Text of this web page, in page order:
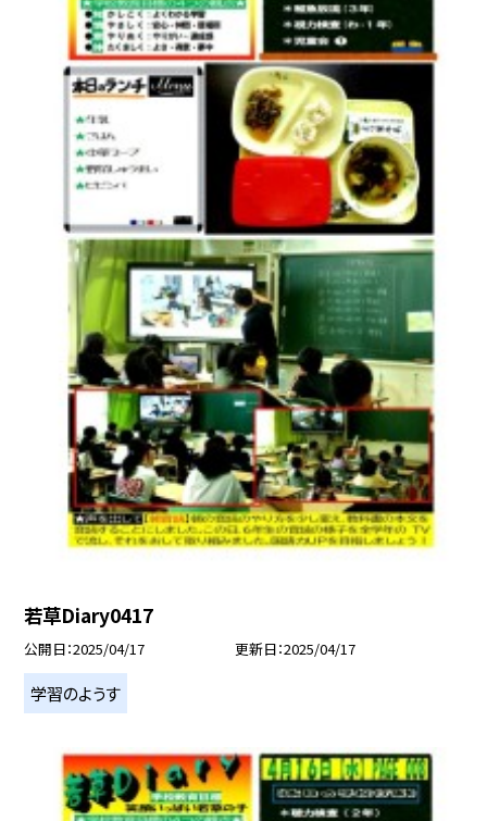
若草Diary0417
公開日 2025/04/17 更新日 2025/04/17
学習のようす